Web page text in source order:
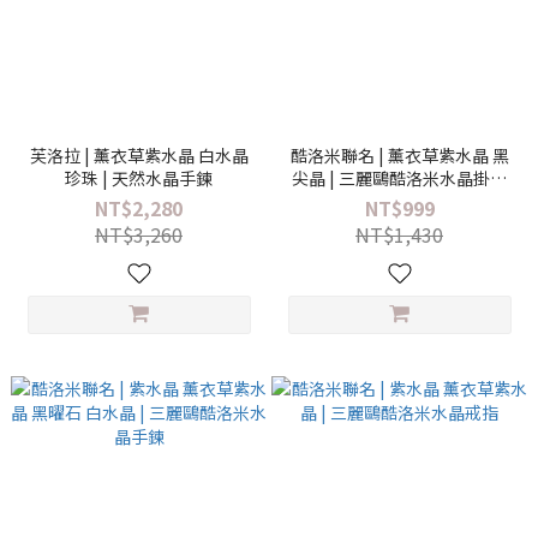
芙洛拉 | 薰衣草紫水晶 白水晶
珍珠 | 天然水晶手鍊
NT$2,280
NT$3,260
酷洛米聯名 | 薰衣草紫水晶 黑
尖晶 | 三麗鷗酷洛米水晶掛飾
(附手機墊片)
NT$999
NT$1,430